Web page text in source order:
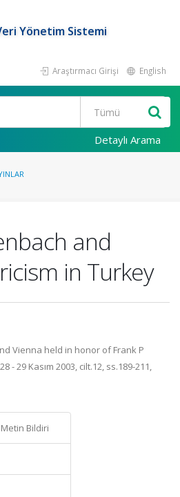
Yönetim Sistemi
Araştırmacı Girişi English
Detaylı Arama
and
in Turkey
Vienna held in honor of Frank P
- 29 Kasım 2003, cilt.12, ss.189-211,
Bildiri